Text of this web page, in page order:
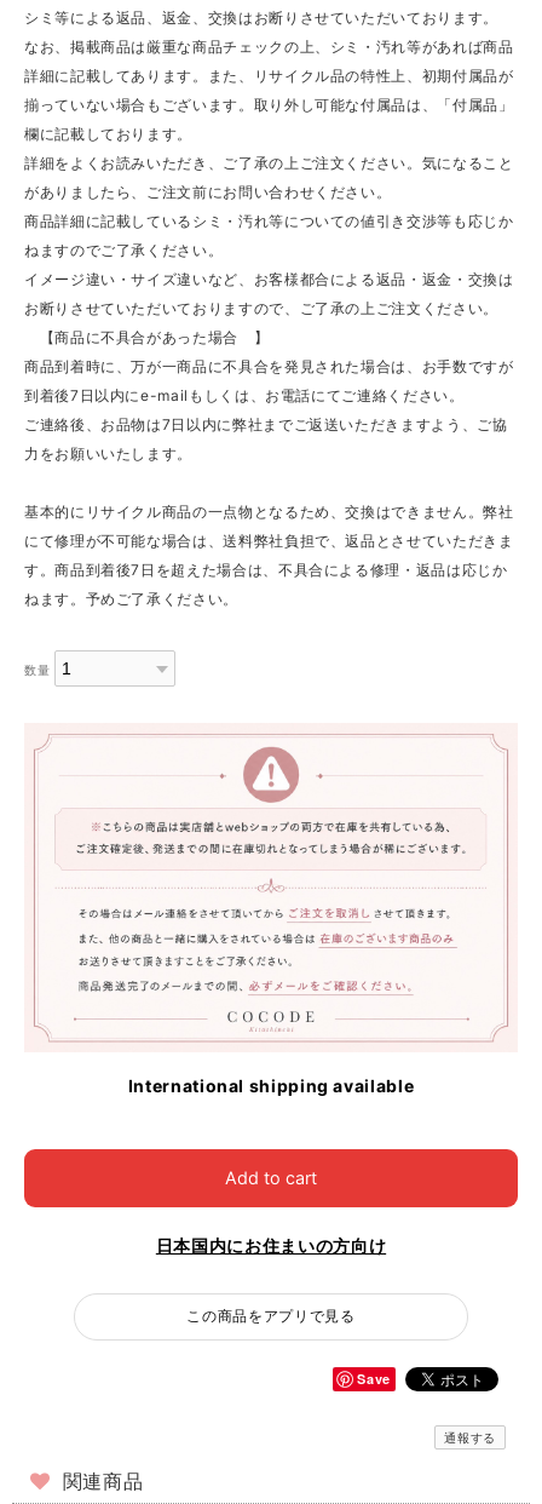
シミ等による返品、返金、交換はお断りさせていただいております。
なお、掲載商品は厳重な商品チェックの上、シミ・汚れ等があれば商品
詳細に記載してあります。また、リサイクル品の特性上、初期付属品が
揃っていない場合もございます。取り外し可能な付属品は、「付属品」
欄に記載しております。
詳細をよくお読みいただき、ご了承の上ご注文ください。気になること
がありましたら、ご注文前にお問い合わせください。
商品詳細に記載しているシミ・汚れ等についての値引き交渉等も応じか
ねますのでご了承ください。
イメージ違い・サイズ違いなど、お客様都合による返品・返金・交換は
お断りさせていただいておりますので、ご了承の上ご注文ください。
【商品に不具合があった場合 】
商品到着時に、万が一商品に不具合を発見された場合は、お手数ですが
到着後7日以内にe-mailもしくは、お電話にてご連絡ください。
ご連絡後、お品物は7日以内に弊社までご返送いただきますよう、ご協
力をお願いいたします。
基本的にリサイクル商品の一点物となるため、交換はできません。弊社
にて修理が不可能な場合は、送料弊社負担で、返品とさせていただきま
す。商品到着後7日を超えた場合は、不具合による修理・返品は応じか
ねます。予めご了承ください。
数量
International shipping available
Add to cart
日本国内にお住まいの方向け
この商品をアプリで見る
Save
通報する
関連商品